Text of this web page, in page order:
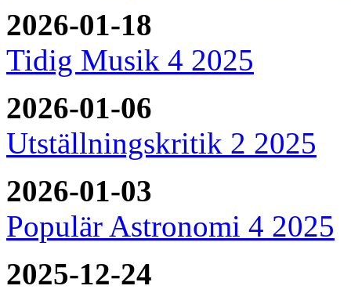
2026-01-18
Tidig Musik 4 2025
2026-01-06
Utställningskritik 2 2025
2026-01-03
Populär Astronomi 4 2025
2025-12-24